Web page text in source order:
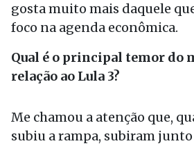
gosta muito mais daquele
foco na agenda econômica.
Qual é o principal temor do
relação ao Lula 3?
Me chamou a atenção que,
subiu a rampa, subiram